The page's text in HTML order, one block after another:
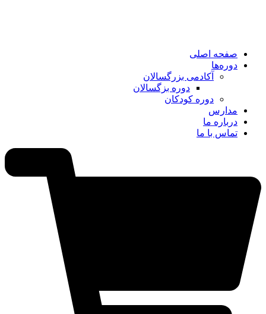
صفحه اصلی
دوره‌ها
آکادمی بزرگسالان
دوره بزگسالان
دوره کودکان
مدارس
درباره ما
تماس با ما